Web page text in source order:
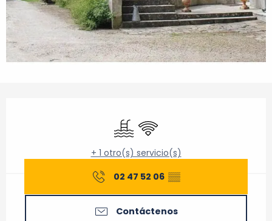
PiscinaWifi
+ 1 otro(s) servicio(s)
02 47 52 06 ▒▒
Contáctenos